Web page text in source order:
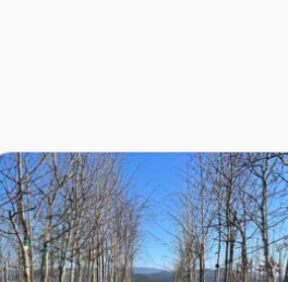
Ta
izdelek
ima
več